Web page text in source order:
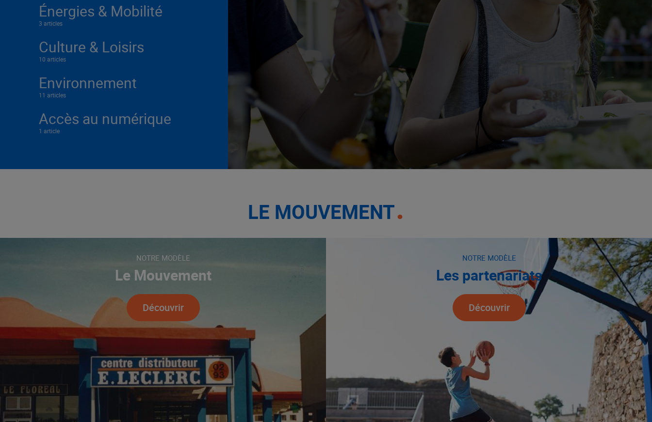
La Grande Rencontre 2024,
Énergies & Mobilité
3 articles
Culture & Loisirs
10 articles
Environnement
11 articles
Accès au numérique
1 article
LE MOUVEMENT
NOTRE MODÈLE
Le Mouvement
Découvrir
NOTRE MODÈLE
Les partenariats
Découvrir